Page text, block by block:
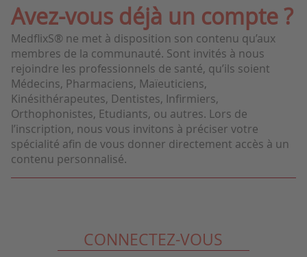
INSTITUTIONS
ACADÉMIES
EXPERTS
REVUES DE PRESSE
CONGRÈS EN RÉSUMÉ
Avez-vous déjà un compte ?
MedflixS® ne met à disposition son contenu qu’aux
membres de la communauté. Sont invités à nous
rejoindre les professionnels de santé, qu’ils soient
Médecins, Pharmaciens, Maïeuticiens,
Kinésithérapeutes, Dentistes, Infirmiers,
Orthophonistes, Etudiants, ou autres. Lors de
l’inscription, nous vous invitons à préciser votre
spécialité afin de vous donner directement accès à un
contenu personnalisé.
CONNECTEZ-VOUS